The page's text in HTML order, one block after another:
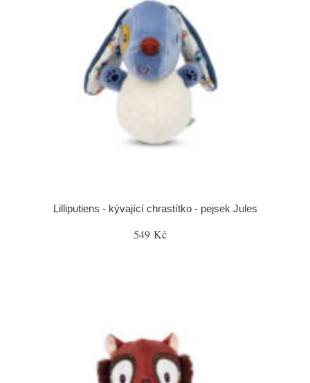
Lilliputiens - kývající chrastítko - pejsek Jules
549 Kč